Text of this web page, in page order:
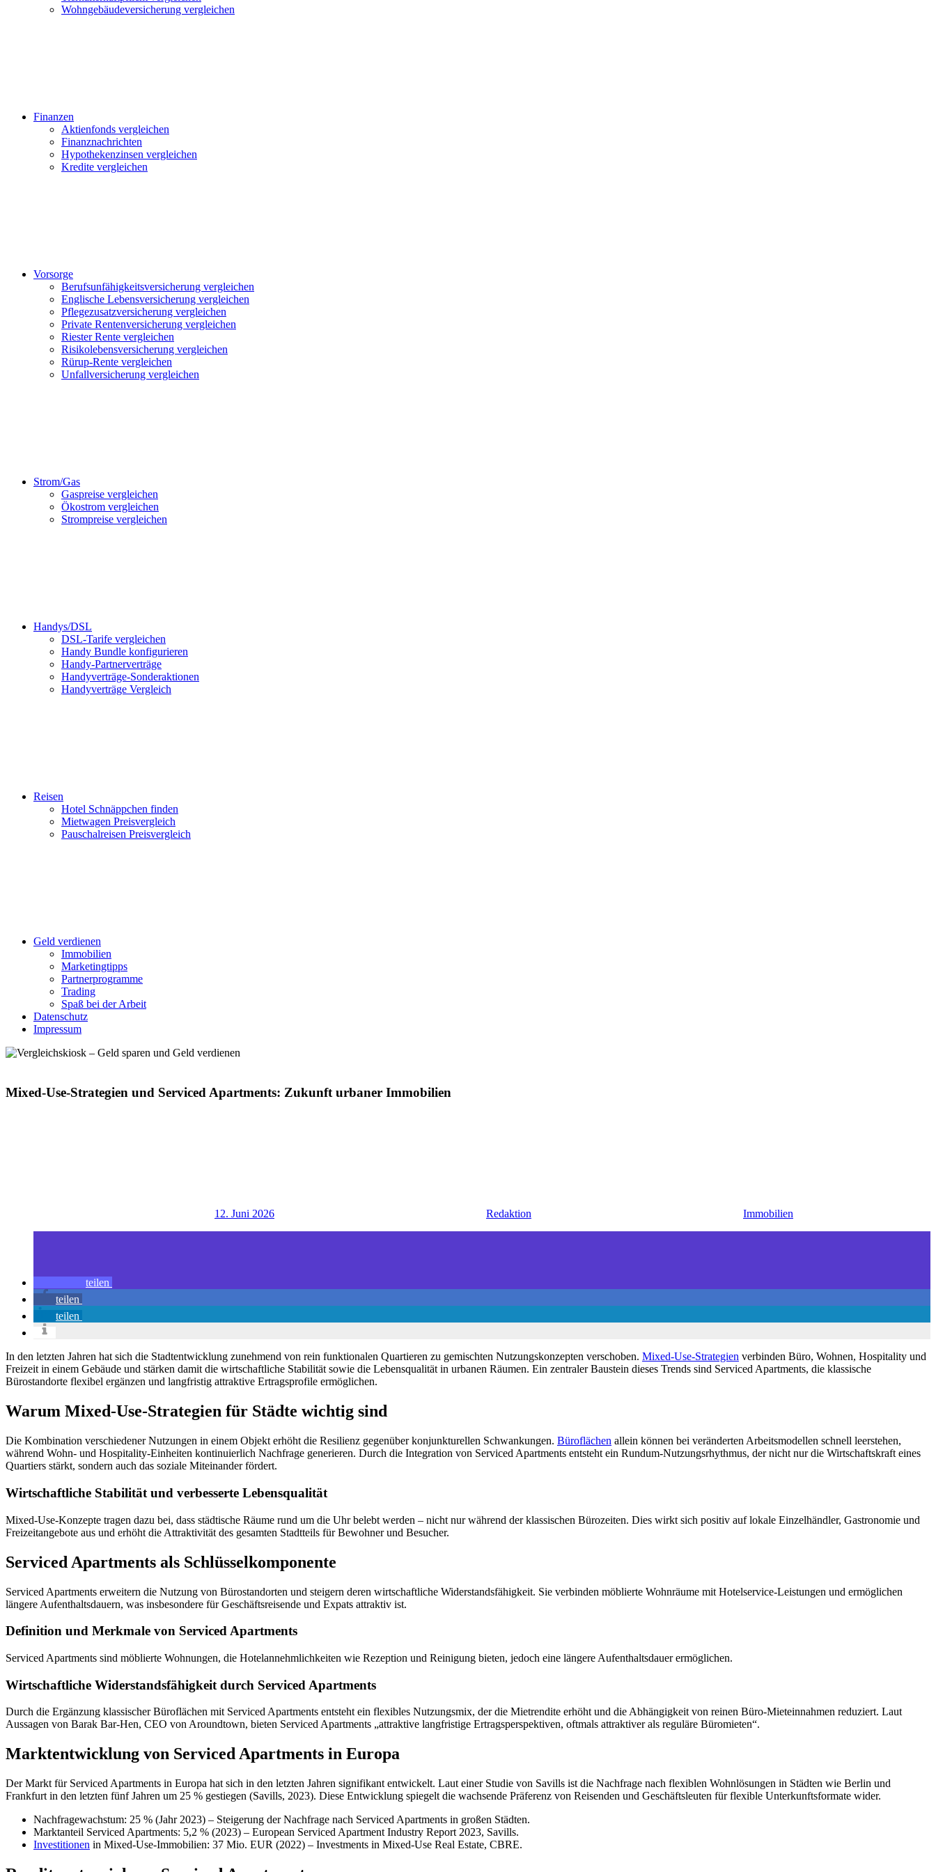
Wohngebäudeversicherung vergleichen
Finanzen
Aktienfonds vergleichen
Finanznachrichten
Hypothekenzinsen vergleichen
Kredite vergleichen
Vorsorge
Berufsunfähigkeitsversicherung vergleichen
Englische Lebensversicherung vergleichen
Pflegezusatzversicherung vergleichen
Private Rentenversicherung vergleichen
Riester Rente vergleichen
Risikolebensversicherung vergleichen
Rürup-Rente vergleichen
Unfallversicherung vergleichen
Strom/Gas
Gaspreise vergleichen
Ökostrom vergleichen
Strompreise vergleichen
Handys/DSL
DSL-Tarife vergleichen
Handy Bundle konfigurieren
Handy-Partnerverträge
Handyverträge-Sonderaktionen
Handyverträge Vergleich
Reisen
Hotel Schnäppchen finden
Mietwagen Preisvergleich
Pauschalreisen Preisvergleich
Geld verdienen
Immobilien
Marketingtipps
Partnerprogramme
Trading
Spaß bei der Arbeit
Datenschutz
Impressum
Mixed-Use-Strategien und Serviced Apartments: Zukunft urbaner Immobilien
12. Juni 2026 Redaktion Immobilien
teilen
teilen
teilen
In den letzten Jahren hat sich die Stadtentwicklung zunehmend von rein funktionalen Quartieren zu gemischten Nutzungskonzepten verschoben. Mixed-Use-Strategien verbinden Büro, Wohnen, Hospitality und
Freizeit in einem Gebäude und stärken damit die wirtschaftliche Stabilität sowie die Lebensqualität in urbanen Räumen. Ein zentraler Baustein dieses Trends sind Serviced Apartments, die klassische
Bürostandorte flexibel ergänzen und langfristig attraktive Ertragsprofile ermöglichen.
Warum Mixed-Use-Strategien für Städte wichtig sind
Die Kombination verschiedener Nutzungen in einem Objekt erhöht die Resilienz gegenüber konjunkturellen Schwankungen. Büroflächen allein können bei veränderten Arbeitsmodellen schnell leerstehen,
während Wohn- und Hospitality-Einheiten kontinuierlich Nachfrage generieren. Durch die Integration von Serviced Apartments entsteht ein Rundum-Nutzungsrhythmus, der nicht nur die Wirtschaftskraft eines
Quartiers stärkt, sondern auch das soziale Miteinander fördert.
Wirtschaftliche Stabilität und verbesserte Lebensqualität
Mixed-Use-Konzepte tragen dazu bei, dass städtische Räume rund um die Uhr belebt werden – nicht nur während der klassischen Bürozeiten. Dies wirkt sich positiv auf lokale Einzelhändler, Gastronomie und
Freizeitangebote aus und erhöht die Attraktivität des gesamten Stadtteils für Bewohner und Besucher.
Serviced Apartments als Schlüsselkomponente
Serviced Apartments erweitern die Nutzung von Bürostandorten und steigern deren wirtschaftliche Widerstandsfähigkeit. Sie verbinden möblierte Wohnräume mit Hotelservice-Leistungen und ermöglichen
längere Aufenthaltsdauern, was insbesondere für Geschäftsreisende und Expats attraktiv ist.
Definition und Merkmale von Serviced Apartments
Serviced Apartments sind möblierte Wohnungen, die Hotelannehmlichkeiten wie Rezeption und Reinigung bieten, jedoch eine längere Aufenthaltsdauer ermöglichen.
Wirtschaftliche Widerstandsfähigkeit durch Serviced Apartments
Durch die Ergänzung klassischer Büroflächen mit Serviced Apartments entsteht ein flexibles Nutzungsmix, der die Mietrendite erhöht und die Abhängigkeit von reinen Büro-Mieteinnahmen reduziert. Laut
Aussagen von Barak Bar-Hen, CEO von Aroundtown, bieten Serviced Apartments „attraktive langfristige Ertragsperspektiven, oftmals attraktiver als reguläre Büromieten“.
Marktentwicklung von Serviced Apartments in Europa
Der Markt für Serviced Apartments in Europa hat sich in den letzten Jahren signifikant entwickelt. Laut einer Studie von Savills ist die Nachfrage nach flexiblen Wohnlösungen in Städten wie Berlin und
Frankfurt in den letzten fünf Jahren um 25 % gestiegen (Savills, 2023). Diese Entwicklung spiegelt die wachsende Präferenz von Reisenden und Geschäftsleuten für flexible Unterkunftsformate wider.
Nachfragewachstum: 25 % (Jahr 2023) – Steigerung der Nachfrage nach Serviced Apartments in großen Städten.
Marktanteil Serviced Apartments: 5,2 % (2023) – European Serviced Apartment Industry Report 2023, Savills.
Investitionen in Mixed-Use-Immobilien: 37 Mio. EUR (2022) – Investments in Mixed-Use Real Estate, CBRE.